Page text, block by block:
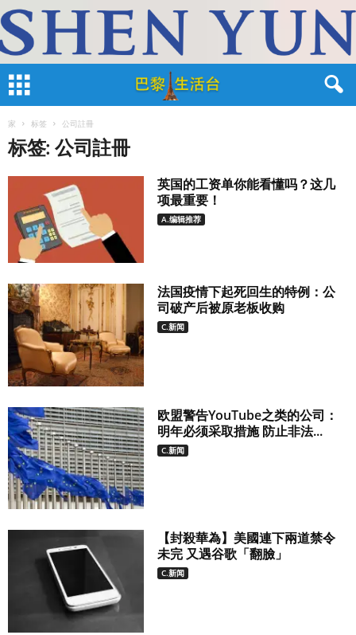
家 标签 公司註冊
标签: 公司註冊
英国的工资单你能看懂吗？这几
项最重要！
A.编辑推荐
法国疫情下起死回生的特例：公
司破产后被原老板收购
C.新闻
欧盟警告YouTube之类的公司：
明年必须采取措施 防止非法...
C.新闻
【封殺華為】美國連下兩道禁令
未完 又遇谷歌「翻臉」
C.新闻